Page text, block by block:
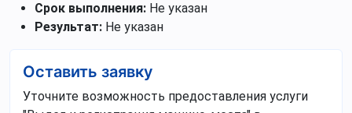
Срок выполнения: Не указан
Результат: Не указан
Оставить заявку
Уточните возможность предоставления услуги